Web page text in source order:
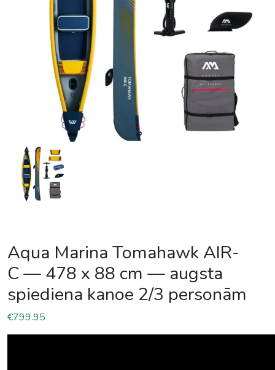
Aqua Marina Tomahawk AIR-
C — 478 x 88 cm — augsta
spiediena kanoe 2/3 personām
€799.95